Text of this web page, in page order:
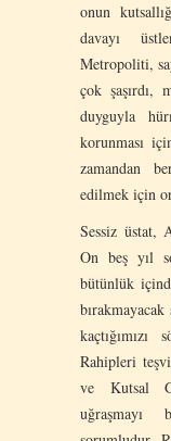
onun
davayı
Metropoliti,
çok şaşırdı,
duyguyla
korunması
zamandan
edilmek için
Sessiz üstat,
On beş yıl
bütünlük
Rahipleri
ve Kutsal
uğraşmayı